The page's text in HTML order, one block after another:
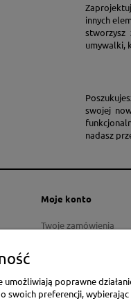
innych
stworzysz
umywalki,
swojej
nadasz
Moje konto
Twoje zamówienia
poprawne
swoich preferencji,